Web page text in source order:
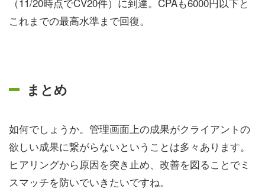
これまでの最高水準まで回復。
まとめ
如何でしょうか。管理画面上の成果がクライアントの
欲しい成果に繋がらないということは多々あります。
ヒアリングから原因を突き止め、改善を図ることでミ
スマッチを防いでいきたいですね。